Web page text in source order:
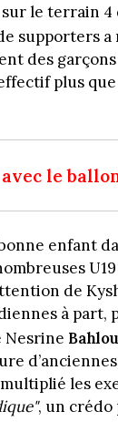
sur le terrain
supporters
des
plus
le
enfant
de
à
Nesrine
les
, un crédo